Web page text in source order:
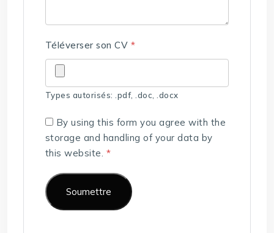
Téléverser son CV *
Types autorisés: .pdf, .doc, .docx
By using this form you agree with the
storage and handling of your data by
this website. *